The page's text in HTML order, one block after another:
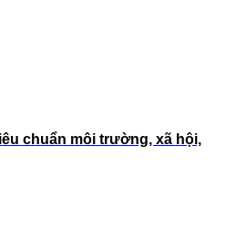
chuẩn môi trường, xã hội,